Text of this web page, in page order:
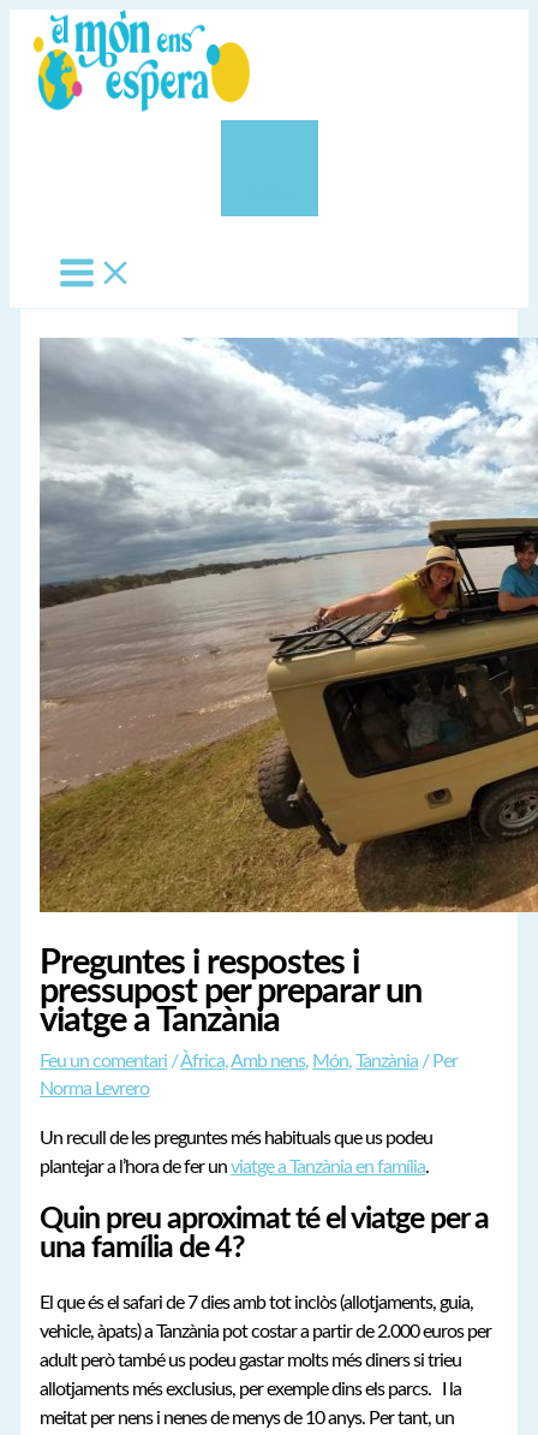
contingut
Preguntes i respostes i
pressupost per preparar un
viatge a Tanzània
Feu un comentari /Àfrica,Amb nens, Món,Tanzània / Per
Norma Levrero
Un recull de les preguntes més habituals que us podeu
plantejar a l’hora de fer unviatge a Tanzània en família.
Quin preu aproximat té el viatge per a
una família de 4?
El que és el safari de 7 dies amb tot inclòs (allotjaments, guia,
vehicle, àpats) a Tanzània pot costar a partir de 2.000 euros per
adult però també us podeu gastar molts més diners si trieu
allotjaments més exclusius, per exemple dins els parcs. I la
meitat per nens i nenes de menys de 10 anys. Per tant, un